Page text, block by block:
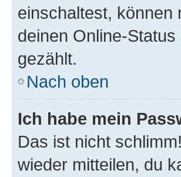
einschaltest, können
deinen Online-
gezählt.
Nach oben
Ich habe mein
Das ist nicht
wieder mitteilen, du